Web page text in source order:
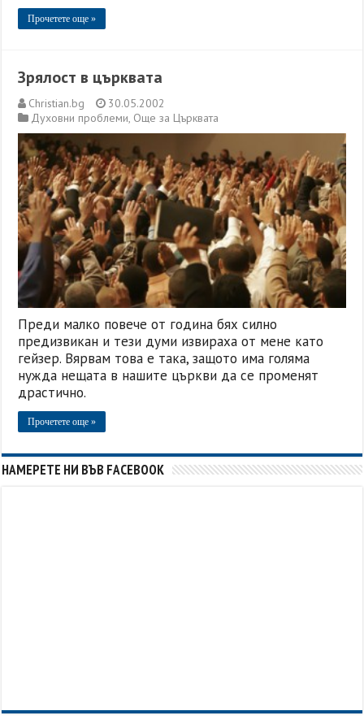
Прочетете още »
Зрялост в църквата
Christian.bg
30.05.2002
Духовни проблеми, Още за Църквата
Преди малко повече от година бях силно
предизвикан и тези думи извираха от мене като
гейзер. Вярвам това е така, защото има голяма
нужда нещата в нашите църкви да се променят
драстично.
Прочетете още »
НАМЕРЕТЕ НИ ВЪВ FACEBOOK